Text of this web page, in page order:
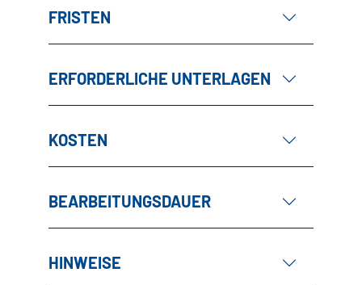
FRISTEN
ERFORDERLICHE UNTERLAGEN
KOSTEN
BEARBEITUNGSDAUER
HINWEISE